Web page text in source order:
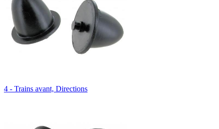
4 - Trains avant, Directions